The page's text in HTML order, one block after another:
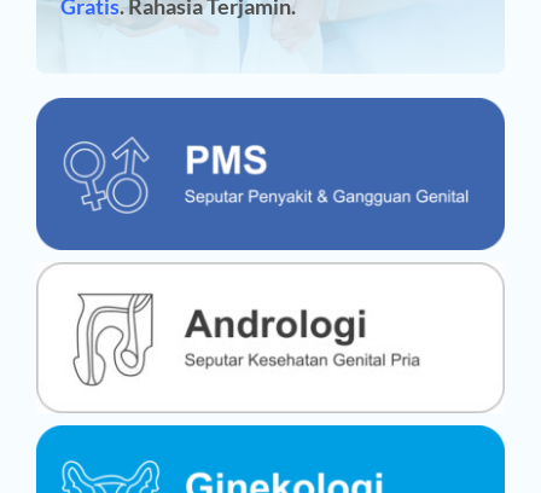
Gratis. Rahasia Terjamin.